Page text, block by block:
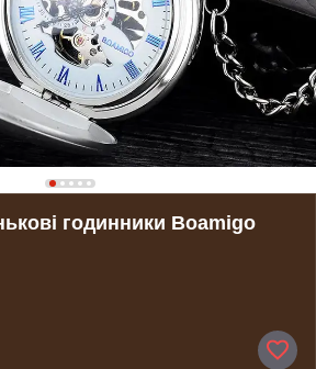
годинники Boamigo